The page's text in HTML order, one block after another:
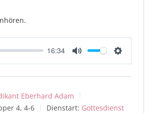
16:34
Mute Settings
Eberhard Adam
4, 4-6 Dienstart: Gottesdienst